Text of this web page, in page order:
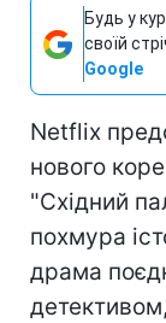
Будь у
своїй
Google
Netflix
нового
"Східний
похмура
драма